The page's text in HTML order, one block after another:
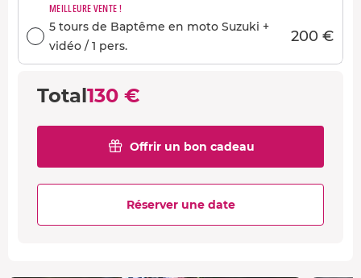
MEILLEURE VENTE !
5 tours de Baptême en moto Suzuki +
vidéo / 1 pers.
200 €
Total130 €
Offrir un bon cadeau
Réserver une date